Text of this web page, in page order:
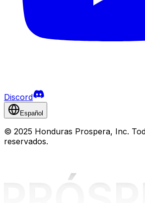
Discord
Español
© 2025 Honduras Prospera, Inc.
reservados.